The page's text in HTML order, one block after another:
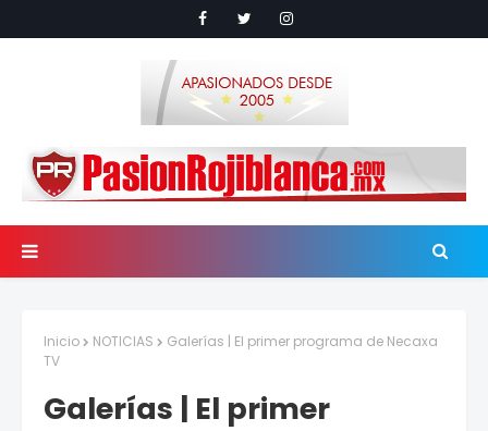
Inicio NOTICIAS
Galerías | El primer programa de Necaxa
TV
Galerías | El primer